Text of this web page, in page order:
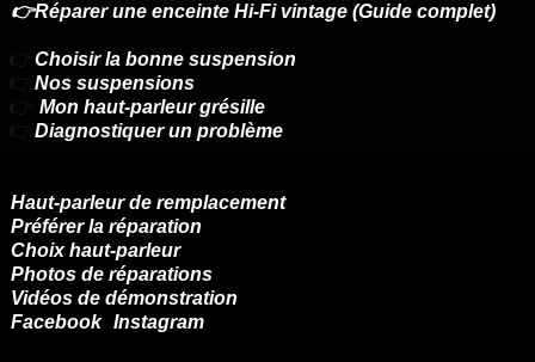
👉Réparer une enceinte Hi-Fi vintage (Guide complet)
👉 Choisir la bonne suspension
👉 Nos suspensions
👉 Mon haut-parleur grésille
👉 Diagnostiquer un problème
Haut-parleur de remplacement
Préférer la réparation
Choix haut-parleur
Photos de réparations
Vidéos de démonstration
Facebook Instagram